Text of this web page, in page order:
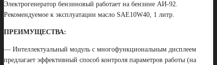
Электрогенератор бензиновый работает на бензине АИ-92.
Рекомендуемое к эксплуатации масло SAE10W40, 1 литр.
ПРЕИМУЩЕСТВА:
— Интеллектуальный модуль с многофункциональным дисплеем
предлагает эффективный способ контроля параметров работы (на